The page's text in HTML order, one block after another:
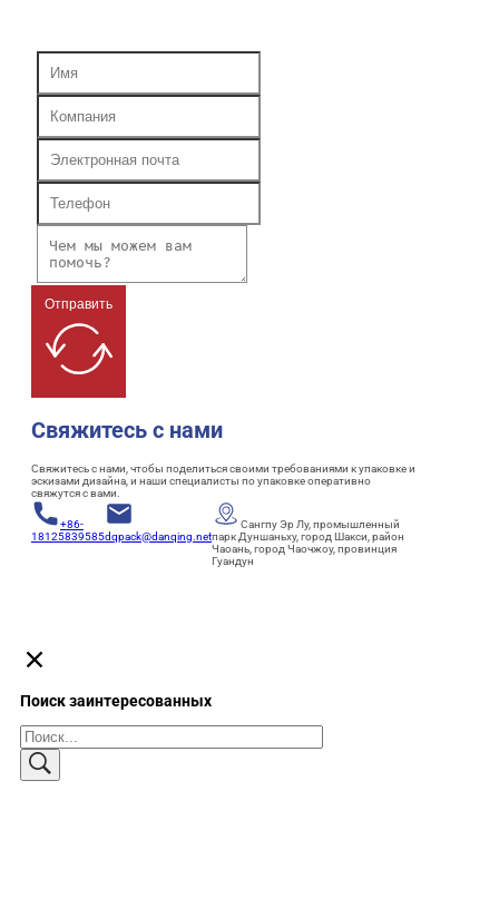
Отправить
Свяжитесь с нами
Свяжитесь с нами, чтобы поделиться своими требованиями к упаковке и
эскизами дизайна, и наши специалисты по упаковке оперативно
свяжутся с вами.
+86-
18125839585dqpack@danqing.net
Сангпу Эр Лу, промышленный
парк Дуншаньху, город Шакси, район
Чаоань, город Чаочжоу, провинция
Гуандун
Поиск заинтересованных
Поиск